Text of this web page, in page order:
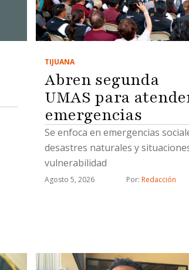
TIJUANA
Abren segunda
UMAS para
emergencias
Se enfoca en emergencias
desastres naturales y
vulnerabilidad
Agosto 5, 2026 Por: Redacción